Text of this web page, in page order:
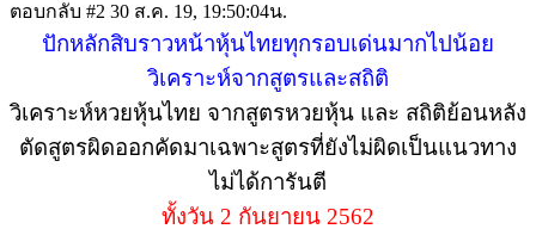
ตอบกลับ #2 30 ส.ค. 19, 19:50:04น.
ปักหลักสิบราวหน้าหุ้นไทยทุกรอบเด่นมากไปน้อย
วิเคราะห์จากสูตรและสถิติ
วิเคราะห์หวยหุ้นไทย จากสูตรหวยหุ้น และ สถิติย้อนหลัง
ตัดสูตรผิดออกคัดมาเฉพาะสูตรที่ยังไม่ผิดเป็นแนวทาง
ไม่ได้การันตี
ทั้งวัน 2 กันยายน 2562